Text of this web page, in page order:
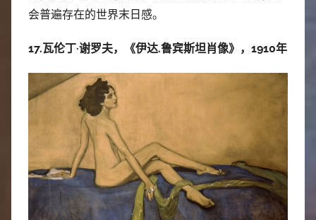
会普遍存在的世界末日感。
17.瓦伦丁·谢罗夫，《伊达.鲁宾斯坦肖像》，1910年